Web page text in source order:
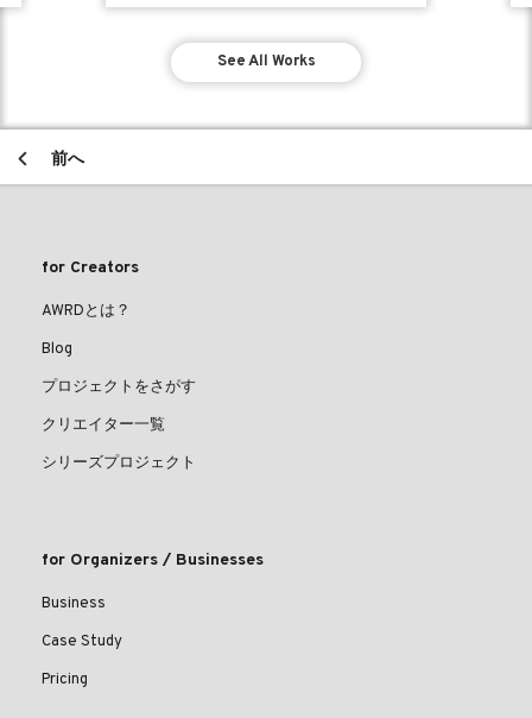
See All Works
前へ
for Creators
AWRDとは？
Blog
プロジェクトをさがす
クリエイター一覧
シリーズプロジェクト
for Organizers / Businesses
Business
Case Study
Pricing